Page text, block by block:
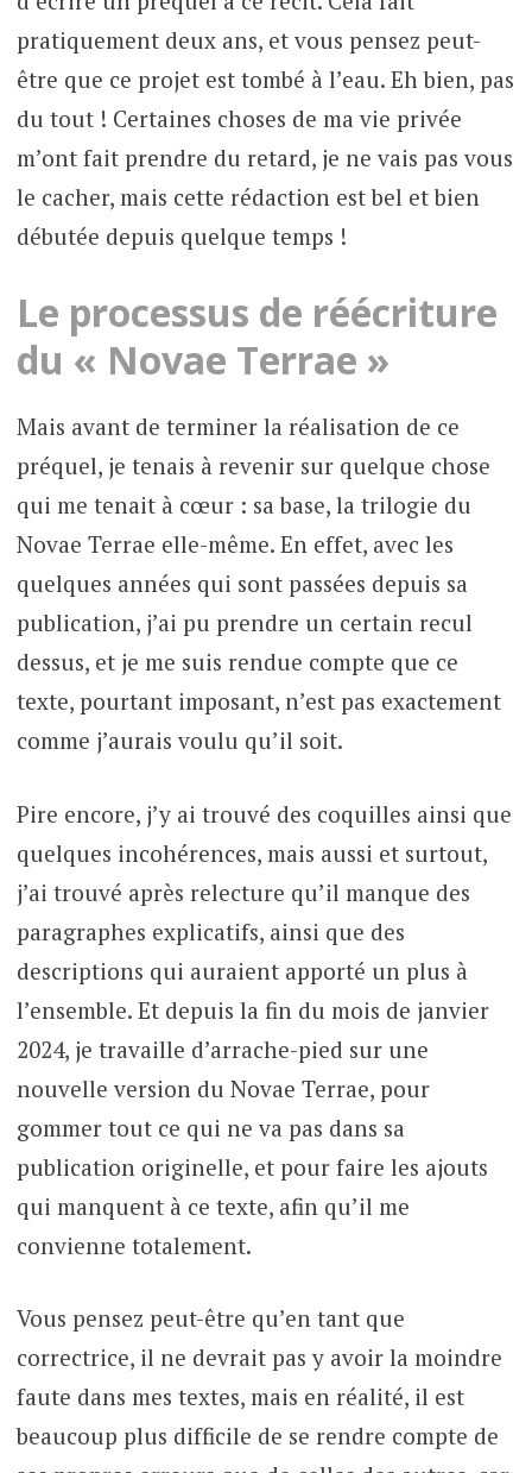
pratiquement deux ans, et vous pensez peut-
être que ce projet est tombé à l’eau. Eh bien, pas
du tout ! Certaines choses de ma vie privée
m’ont fait prendre du retard, je ne vais pas vous
le cacher, mais cette rédaction est bel et bien
débutée depuis quelque temps !
Le processus de réécriture
du « Novae Terrae »
Mais avant de terminer la réalisation de ce
préquel, je tenais à revenir sur quelque chose
qui me tenait à cœur : sa base, la trilogie du
Novae Terrae elle-même. En effet, avec les
quelques années qui sont passées depuis sa
publication, j’ai pu prendre un certain recul
dessus, et je me suis rendue compte que ce
texte, pourtant imposant, n’est pas exactement
comme j’aurais voulu qu’il soit.
Pire encore, j’y ai trouvé des coquilles ainsi que
quelques incohérences, mais aussi et surtout,
j’ai trouvé après relecture qu’il manque des
paragraphes explicatifs, ainsi que des
descriptions qui auraient apporté un plus à
l’ensemble. Et depuis la fin du mois de janvier
2024, je travaille d’arrache-pied sur une
nouvelle version du Novae Terrae, pour
gommer tout ce qui ne va pas dans sa
publication originelle, et pour faire les ajouts
qui manquent à ce texte, afin qu’il me
convienne totalement.
Vous pensez peut-être qu’en tant que
correctrice, il ne devrait pas y avoir la moindre
faute dans mes textes, mais en réalité, il est
beaucoup plus difficile de se rendre compte de